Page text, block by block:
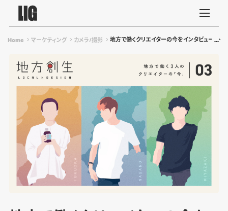
Home マーケティング カメラ/撮影 地方で働くクリエイターの今をインタビュー！